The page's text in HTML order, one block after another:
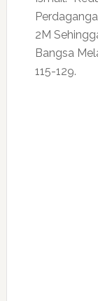
2M
Bangsa
115-129.